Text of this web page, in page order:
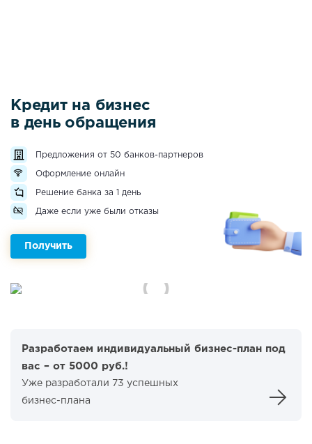
Кредит на бизнес
в день обращения
Предложения от 50 банков-партнеров
Оформление онлайн
Решение банка за 1 день
Даже если уже были отказы
Получить
Разработаем индивидуальный бизнес-план под
вас – от 5000 руб.!
Уже разработали 73 успешных
бизнес-плана